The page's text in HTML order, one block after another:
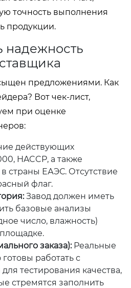
точность выполнения
продукции.
надежность
предложениями. Как
Вот чек-лист,
при оценке
действующих
HACCP, а также
страны ЕАЭС. Отсутствие
флаг.
Завод должен иметь
базовые анализы
число, влажность)
заказа):Реальные
работать с
тестирования качества,
стремятся заполнить